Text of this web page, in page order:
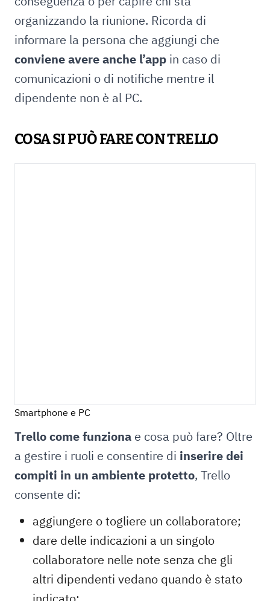
organizzando la riunione. Ricorda di
informare la persona che aggiungi che
conviene avere anche l’app in caso di
comunicazioni o di notifiche mentre il
dipendente non è al PC.
COSA SI PUÒ FARE CON TRELLO
Smartphone e PC
Trello come funziona e cosa può fare? Oltre
a gestire i ruoli e consentire di inserire dei
compiti in un ambiente protetto, Trello
consente di:
aggiungere o togliere un collaboratore;
dare delle indicazioni a un singolo
collaboratore nelle note senza che gli
altri dipendenti vedano quando è stato